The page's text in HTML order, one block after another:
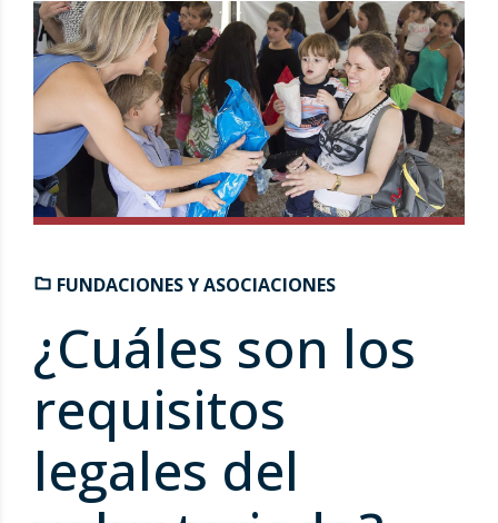
FUNDACIONES Y ASOCIACIONES
¿Cuáles son los
requisitos
legales del